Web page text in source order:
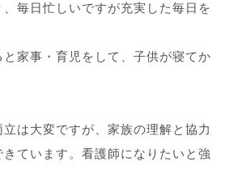
毎日忙しいですが充実した毎日を
家事・育児をして、子供が寝てか
は大変ですが、家族の理解と協力
ています。看護師になりたいと強